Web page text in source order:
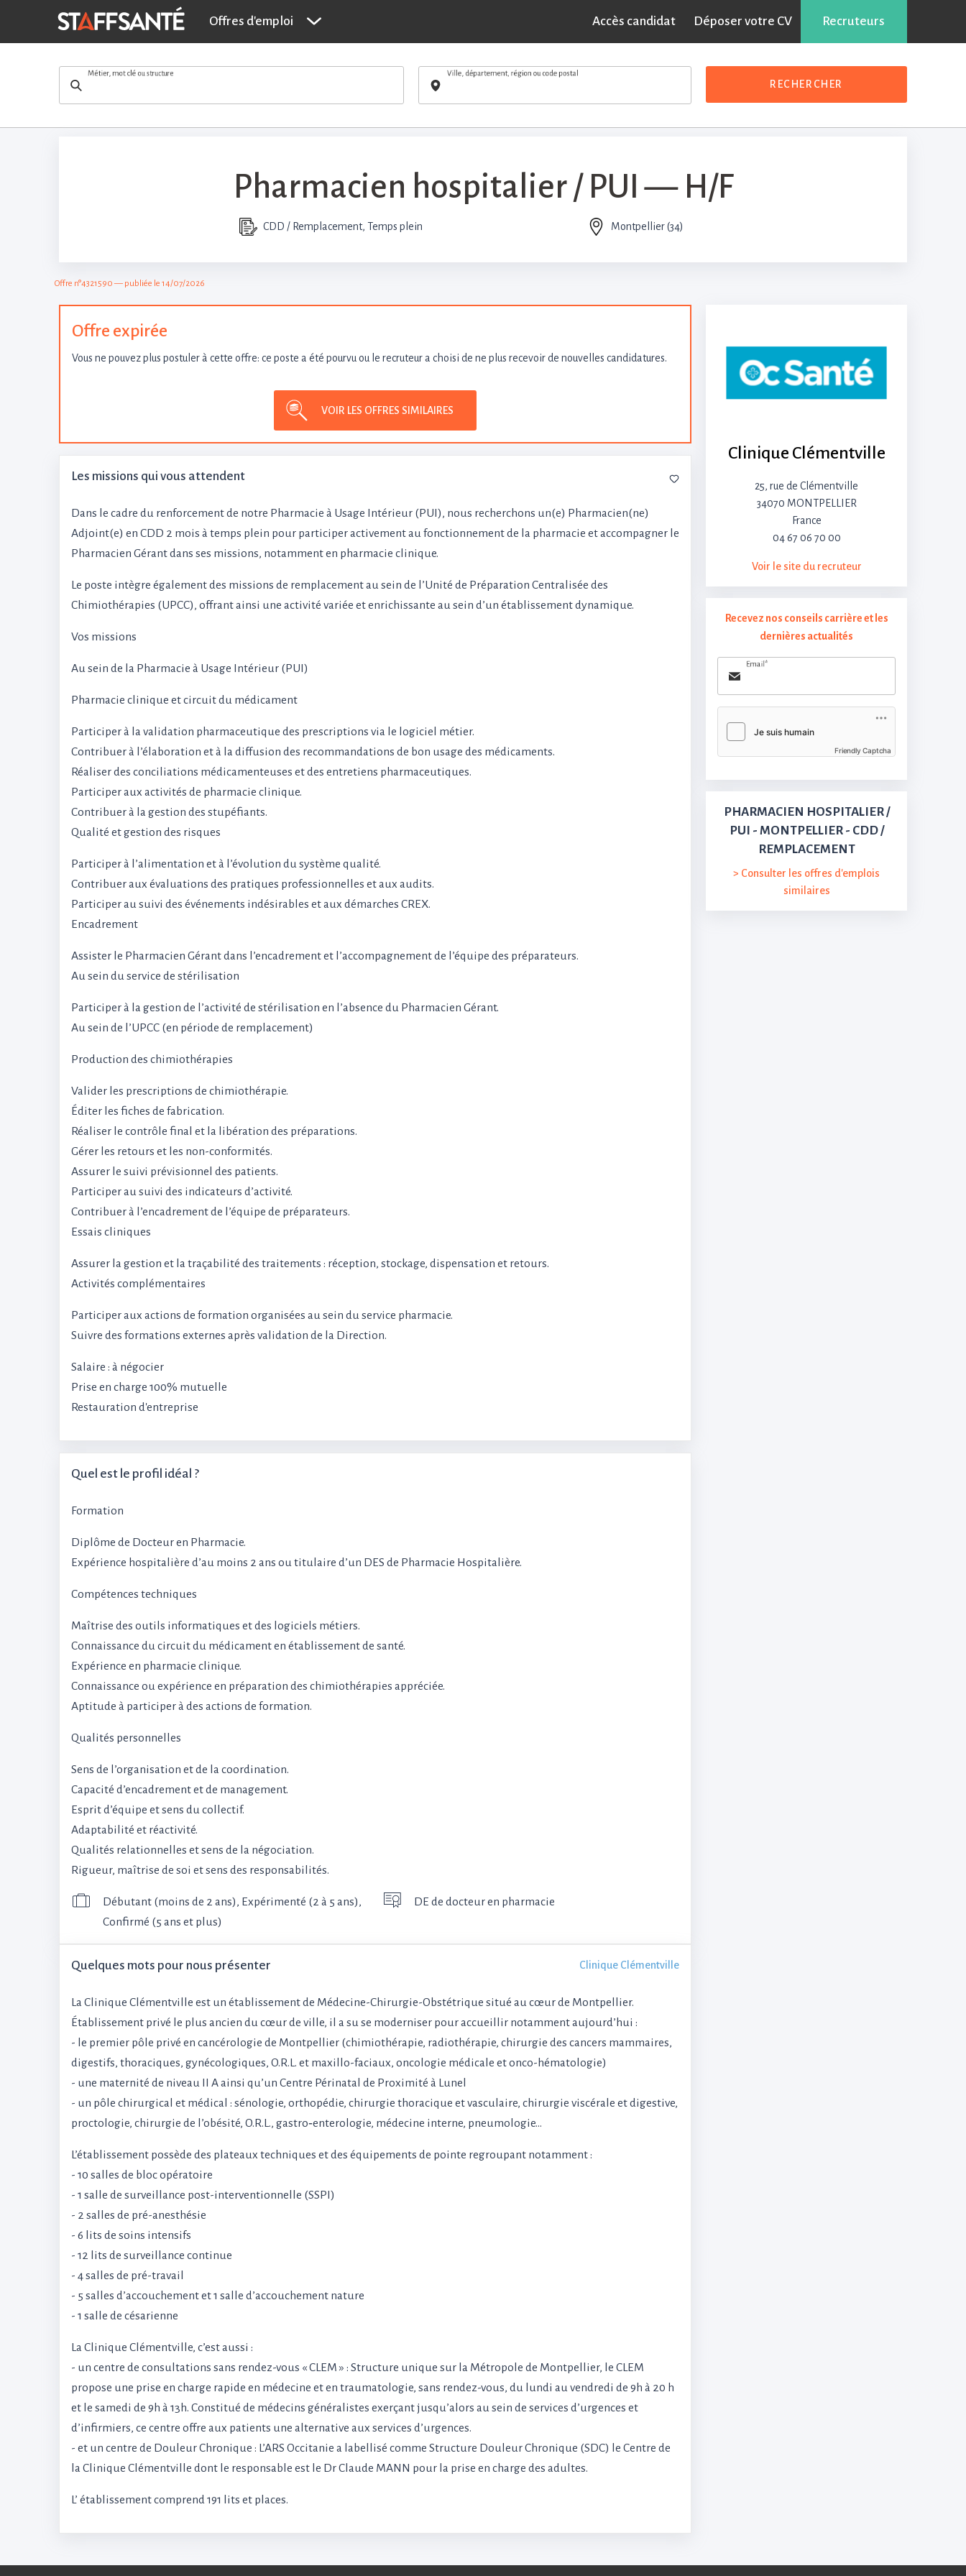
Offres d'emploi Accès candidat Déposer votre CV Recruteurs
Pharmacien hospitalier / PUI — H/F - Montpellier (34) POSTULER Partager sur :
Métier, mot clé ou structure Ville, département, région ou code postal
RECHERCHER
Pharmacien hospitalier / PUI — H/F
CDD / Remplacement, Temps plein Montpellier (34)
Offre n°4321590 — publiée le 14/07/2026
Offre expirée
Vous ne pouvez plus postuler à cette offre: ce poste a été pourvu ou le recruteur a choisi de ne plus recevoir de nouvelles candidatures.
VOIR LES OFFRES SIMILAIRES
Les missions qui vous attendent
Dans le cadre du renforcement de notre Pharmacie à Usage Intérieur (PUI), nous recherchons un(e) Pharmacien(ne)
Adjoint(e) en CDD 2 mois à temps plein pour participer activement au fonctionnement de la pharmacie et accompagner le
Pharmacien Gérant dans ses missions, notamment en pharmacie clinique.
Le poste intègre également des missions de remplacement au sein de l’Unité de Préparation Centralisée des
Chimiothérapies (UPCC), offrant ainsi une activité variée et enrichissante au sein d’un établissement dynamique.
Vos missions
Au sein de la Pharmacie à Usage Intérieur (PUI)
Pharmacie clinique et circuit du médicament
Participer à la validation pharmaceutique des prescriptions via le logiciel métier.
Contribuer à l’élaboration et à la diffusion des recommandations de bon usage des médicaments.
Réaliser des conciliations médicamenteuses et des entretiens pharmaceutiques.
Participer aux activités de pharmacie clinique.
Contribuer à la gestion des stupéfiants.
Qualité et gestion des risques
Participer à l’alimentation et à l’évolution du système qualité.
Contribuer aux évaluations des pratiques professionnelles et aux audits.
Participer au suivi des événements indésirables et aux démarches CREX.
Encadrement
Assister le Pharmacien Gérant dans l’encadrement et l’accompagnement de l’équipe des préparateurs.
Au sein du service de stérilisation
Participer à la gestion de l’activité de stérilisation en l’absence du Pharmacien Gérant.
Au sein de l’UPCC (en période de remplacement)
Production des chimiothérapies
Valider les prescriptions de chimiothérapie.
Éditer les fiches de fabrication.
Réaliser le contrôle final et la libération des préparations.
Gérer les retours et les non-conformités.
Assurer le suivi prévisionnel des patients.
Participer au suivi des indicateurs d’activité.
Contribuer à l’encadrement de l’équipe de préparateurs.
Essais cliniques
Assurer la gestion et la traçabilité des traitements : réception, stockage, dispensation et retours.
Activités complémentaires
Participer aux actions de formation organisées au sein du service pharmacie.
Suivre des formations externes après validation de la Direction.
Salaire : à négocier
Prise en charge 100% mutuelle
Restauration d'entreprise
Quel est le profil idéal ?
Formation
Diplôme de Docteur en Pharmacie.
Expérience hospitalière d’au moins 2 ans ou titulaire d’un DES de Pharmacie Hospitalière.
Compétences techniques
Maîtrise des outils informatiques et des logiciels métiers.
Connaissance du circuit du médicament en établissement de santé.
Expérience en pharmacie clinique.
Connaissance ou expérience en préparation des chimiothérapies appréciée.
Aptitude à participer à des actions de formation.
Qualités personnelles
Sens de l’organisation et de la coordination.
Capacité d’encadrement et de management.
Esprit d’équipe et sens du collectif.
Adaptabilité et réactivité.
Qualités relationnelles et sens de la négociation.
Rigueur, maîtrise de soi et sens des responsabilités.
Débutant (moins de 2 ans), Expérimenté (2 à 5 ans),
Confirmé (5 ans et plus)
DE de docteur en pharmacie
Quelques mots pour nous présenter Clinique Clémentville
La Clinique Clémentville est un établissement de Médecine-Chirurgie-Obstétrique situé au cœur de Montpellier.
Établissement privé le plus ancien du cœur de ville, il a su se moderniser pour accueillir notamment aujourd’hui :
- le premier pôle privé en cancérologie de Montpellier (chimiothérapie, radiothérapie, chirurgie des cancers mammaires,
digestifs, thoraciques, gynécologiques, O.R.L. et maxillo-faciaux, oncologie médicale et onco-hématologie)
- une maternité de niveau II A ainsi qu’un Centre Périnatal de Proximité à Lunel
- un pôle chirurgical et médical : sénologie, orthopédie, chirurgie thoracique et vasculaire, chirurgie viscérale et digestive,
proctologie, chirurgie de l’obésité, O.R.L., gastro‑enterologie, médecine interne, pneumologie...
L’établissement possède des plateaux techniques et des équipements de pointe regroupant notamment :
- 10 salles de bloc opératoire
- 1 salle de surveillance post-interventionnelle (SSPI)
- 2 salles de pré-anesthésie
- 6 lits de soins intensifs
- 12 lits de surveillance continue
- 4 salles de pré-travail
- 5 salles d’accouchement et 1 salle d’accouchement nature
- 1 salle de césarienne
La Clinique Clémentville, c’est aussi :
- un centre de consultations sans rendez-vous « CLEM » : Structure unique sur la Métropole de Montpellier, le CLEM
propose une prise en charge rapide en médecine et en traumatologie, sans rendez-vous, du lundi au vendredi de 9h à 20 h
et le samedi de 9h à 13h. Constitué de médecins généralistes exerçant jusqu’alors au sein de services d’urgences et
d’infirmiers, ce centre offre aux patients une alternative aux services d’urgences.
- et un centre de Douleur Chronique : L’ARS Occitanie a labellisé comme Structure Douleur Chronique (SDC) le Centre de
la Clinique Clémentville dont le responsable est le Dr Claude MANN pour la prise en charge des adultes.
L’ établissement comprend 191 lits et places.
Clinique Clémentville
25, rue de Clémentville
34070 MONTPELLIER
France
04 67 06 70 00
Voir le site du recruteur
Recevez nos conseils carrière et les
dernières actualités
Email*
Friendly Captcha
PHARMACIEN HOSPITALIER /
PUI - MONTPELLIER - CDD /
REMPLACEMENT
> Consulter les offres d'emplois
similaires